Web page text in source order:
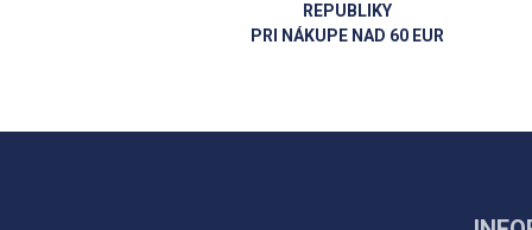
REPUBLIKY
PRI NÁKUPE NAD 60 EUR